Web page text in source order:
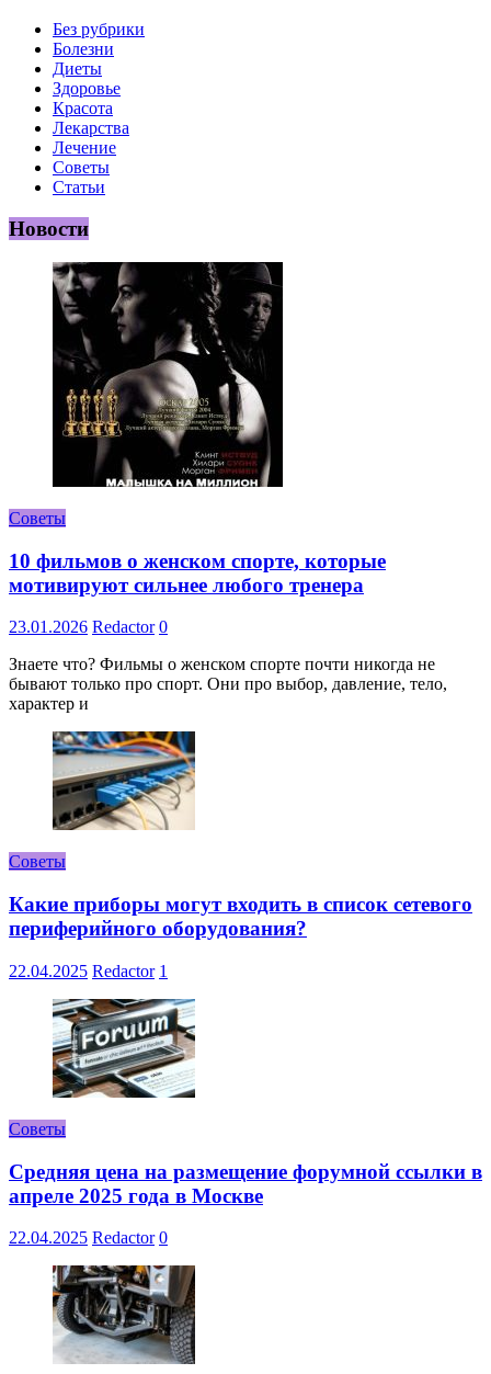
Без рубрики
Болезни
Диеты
Здоровье
Красота
Лекарства
Лечение
Советы
Статьи
Новости
Советы
10 фильмов о женском спорте, которые
мотивируют сильнее любого тренера
23.01.2026 Redactor 0
Знаете что? Фильмы о женском спорте почти никогда не
бывают только про спорт. Они про выбор, давление, тело,
характер и
Советы
Какие приборы могут входить в список сетевого
периферийного оборудования?
22.04.2025 Redactor 1
Советы
Средняя цена на размещение форумной ссылки в
апреле 2025 года в Москве
22.04.2025 Redactor 0